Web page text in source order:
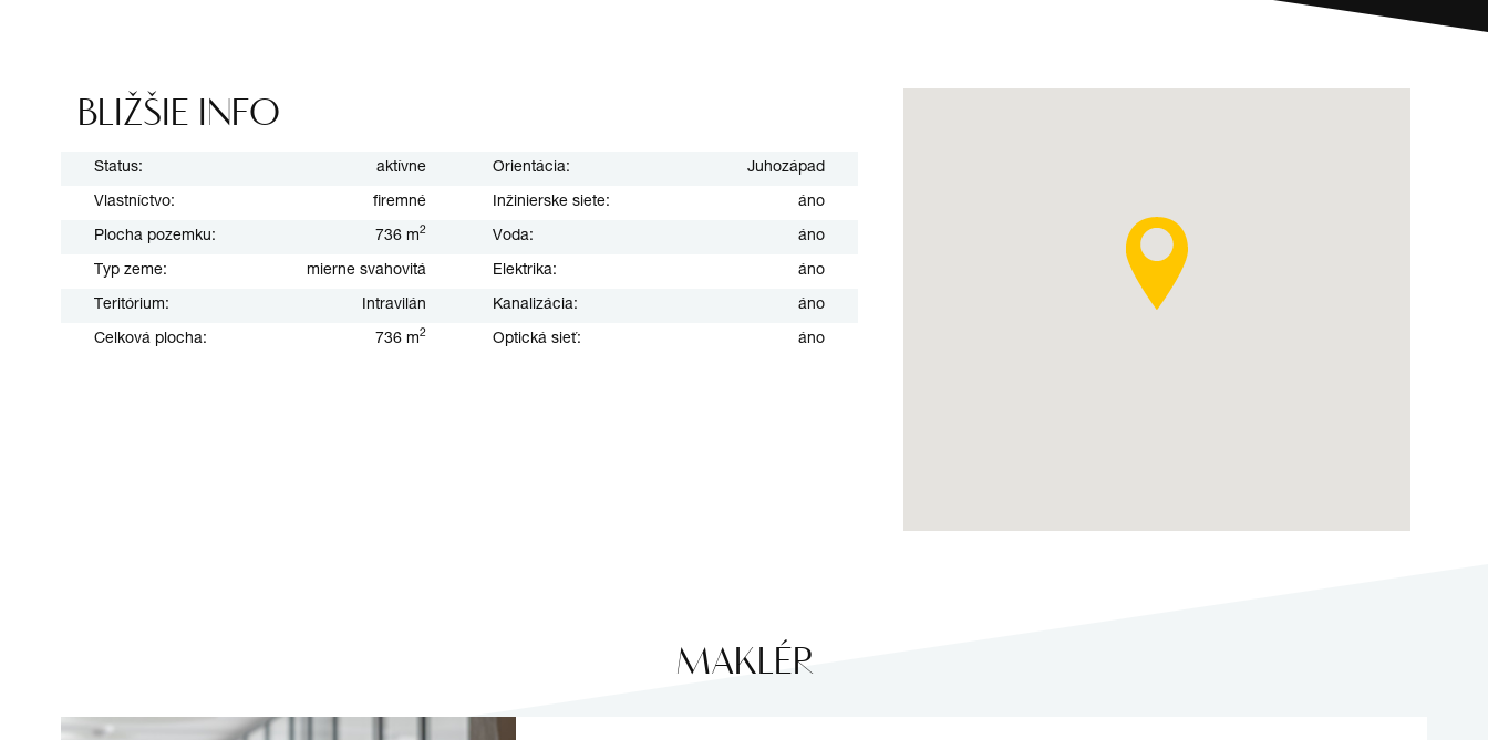
BLIŽŠIE INFO
Status: aktívne
Vlastníctvo: firemné
Plocha pozemku: 736 m2
Typ zeme: mierne svahovitá
Teritórium: Intravilán
Celková plocha: 736 m2
Orientácia: Juhozápad
Inžinierske siete: áno
Voda: áno
Elektrika: áno
Kanalizácia: áno
Optická sieť: áno
MAKLÉR